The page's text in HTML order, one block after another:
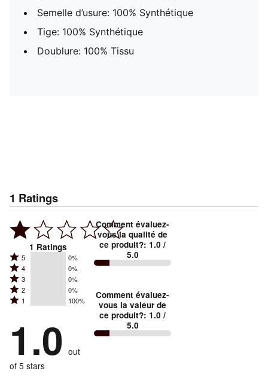
Semelle d’usure: 100% Synthétique
Tige: 100% Synthétique
Doublure: 100% Tissu
1 Ratings
1 Ratings
Rated
5
stars
by
reviewers
5 0%
Rated
4
stars
by
of
reviewers
4 0%
Rated
3
stars
0%
reviewers
3 0%
Rated
2
by
reviewers
2 0%
Rated
stars
by
100%
of
1 100%
1.0 out
of 5 stars
Comment évaluez-
vous la qualité de
ce produit?: 1.0 /
5.0
Comment évaluez-
vous la valeur de
ce produit?: 1.0 /
5.0